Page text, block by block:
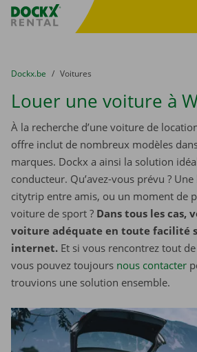
sitename
You are here:
du
Dockx.be to
Voitures
Louer une voiture à
À la recherche d’une voiture de
offre inclut de nombreux modèles
marques. Dockx a ainsi la solution
conducteur. Qu’avez-vous prévu ?
citytrip entre amis, ou un moment de
voiture de sport ? Dans tous les cas,
voiture adéquate en toute facilité
internet. Et si vous rencontrez tout
vous pouvez toujours nous contacter
trouvions une solution ensemble.